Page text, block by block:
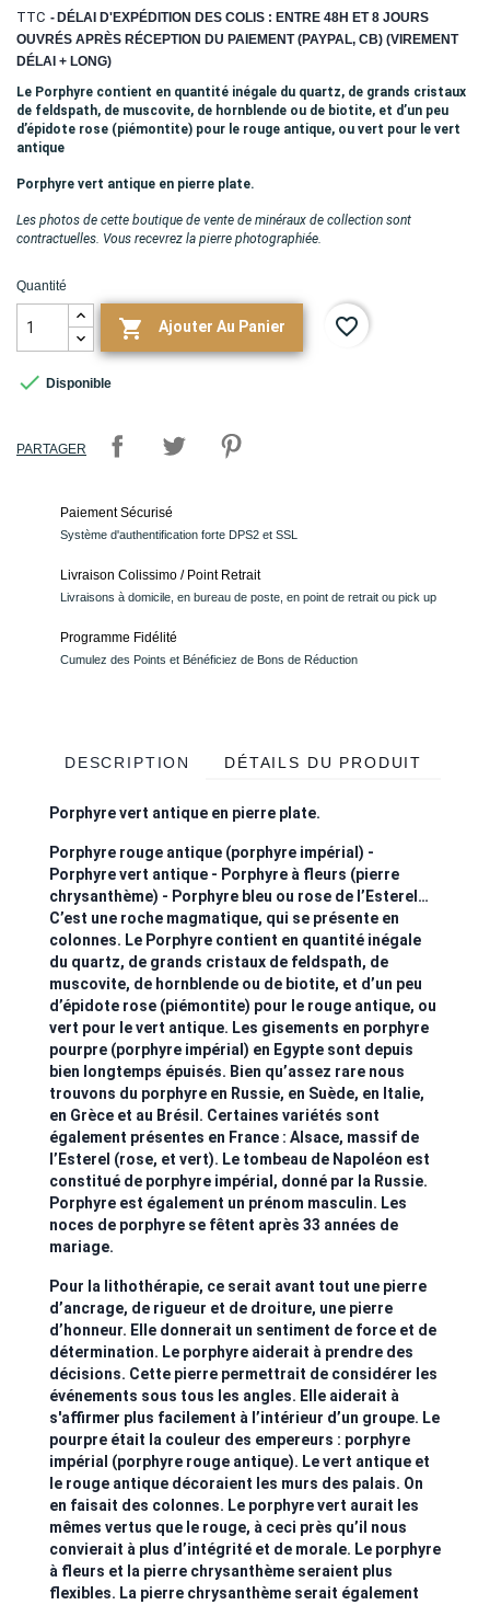
TTC
DÉLAI D'EXPÉDITION DES COLIS : ENTRE 48H ET 8 JOURS
OUVRÉS APRÈS RÉCEPTION DU PAIEMENT (PAYPAL, CB) (VIREMENT
DÉLAI + LONG)
Le Porphyre contient en quantité inégale du quartz, de grands cristaux
de feldspath, de muscovite, de hornblende ou de biotite, et d’un peu
d’épidote rose (piémontite) pour le rouge antique, ou vert pour le vert
antique
Porphyre vert antique en pierre plate.
Les photos de cette boutique de vente de minéraux de collection sont
contractuelles. Vous recevrez la pierre photographiée.
Quantité
 Ajouter Au Panier favorite_border
 Disponible
PARTAGER
Paiement Sécurisé
Système d'authentification forte DPS2 et SSL
Livraison Colissimo / Point Retrait
Livraisons à domicile, en bureau de poste, en point de retrait ou pick up
Programme Fidélité
Cumulez des Points et Bénéficiez de Bons de Réduction
DESCRIPTION DÉTAILS DU PRODUIT
Porphyre vert antique en pierre plate.
Porphyre rouge antique (porphyre impérial) -
Porphyre vert antique - Porphyre à fleurs (pierre
chrysanthème) - Porphyre bleu ou rose de l’Esterel…
C’est une roche magmatique, qui se présente en
colonnes. Le Porphyre contient en quantité inégale
du quartz, de grands cristaux de feldspath, de
muscovite, de hornblende ou de biotite, et d’un peu
d’épidote rose (piémontite) pour le rouge antique, ou
vert pour le vert antique. Les gisements en porphyre
pourpre (porphyre impérial) en Egypte sont depuis
bien longtemps épuisés. Bien qu’assez rare nous
trouvons du porphyre en Russie, en Suède, en Italie,
en Grèce et au Brésil. Certaines variétés sont
également présentes en France : Alsace, massif de
l’Esterel (rose, et vert). Le tombeau de Napoléon est
constitué de porphyre impérial, donné par la Russie.
Porphyre est également un prénom masculin. Les
noces de porphyre se fêtent après 33 années de
mariage.
Pour la lithothérapie, ce serait avant tout une pierre
d’ancrage, de rigueur et de droiture, une pierre
d’honneur. Elle donnerait un sentiment de force et de
détermination. Le porphyre aiderait à prendre des
décisions. Cette pierre permettrait de considérer les
événements sous tous les angles. Elle aiderait à
s'affirmer plus facilement à l’intérieur d’un groupe. Le
pourpre était la couleur des empereurs : porphyre
impérial (porphyre rouge antique). Le vert antique et
le rouge antique décoraient les murs des palais. On
en faisait des colonnes. Le porphyre vert aurait les
mêmes vertus que le rouge, à ceci près qu’il nous
convierait à plus d’intégrité et de morale. Le porphyre
à fleurs et la pierre chrysanthème seraient plus
flexibles. La pierre chrysanthème serait également